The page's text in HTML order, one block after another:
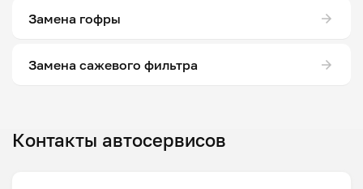
Замена гофры
Замена сажевого фильтра
Контакты автосервисов